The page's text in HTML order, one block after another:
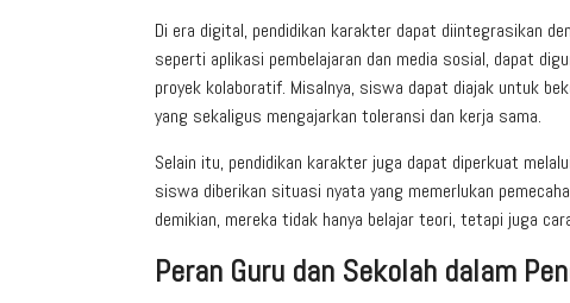
Di era digital, pendidikan karakter dapat diintegrasikan
seperti aplikasi pembelajaran dan media sosial, dapat
proyek kolaboratif. Misalnya, siswa dapat diajak untuk
yang sekaligus mengajarkan toleransi dan kerja sama.
Selain itu, pendidikan karakter juga dapat diperkuat
siswa diberikan situasi nyata yang memerlukan
demikian, mereka tidak hanya belajar teori, tetapi juga
Peran Guru dan Sekolah dalam